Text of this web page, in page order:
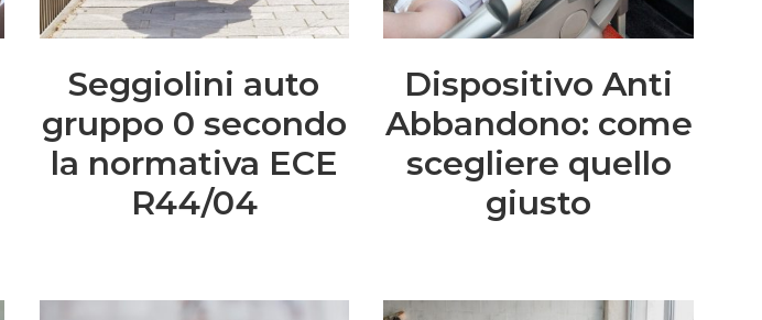
Seggiolini auto
gruppo 0 secondo
la normativa ECE
R44/04
Dispositivo Anti
Abbandono: come
scegliere quello
giusto